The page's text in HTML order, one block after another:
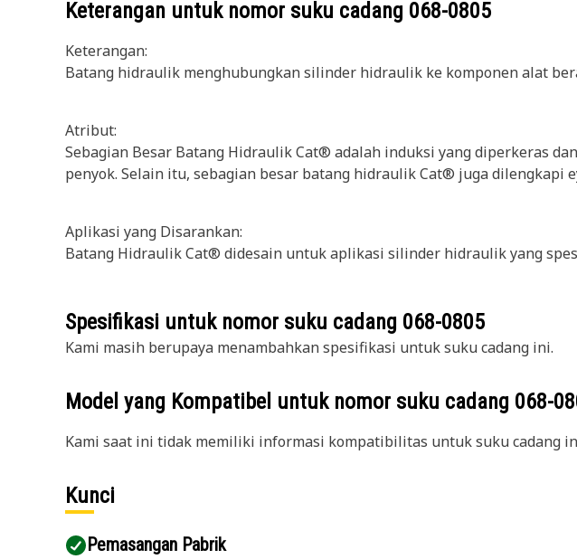
Keterangan untuk nomor suku cadang 068-0805
Keterangan:
Batang hidraulik menghubungkan silinder hidraulik ke komponen alat
Atribut:
Sebagian Besar Batang Hidraulik Cat® adalah induksi yang diperkeras
penyok. Selain itu, sebagian besar batang hidraulik Cat® juga
Aplikasi yang Disarankan:
Batang Hidraulik Cat® didesain untuk aplikasi silinder hidraulik yang
Spesifikasi untuk nomor suku cadang 068-0805
Kami masih berupaya menambahkan spesifikasi untuk suku cadang ini.
Model yang Kompatibel untuk nomor suku cadang 068-
Kami saat ini tidak memiliki informasi kompatibilitas untuk suku cadang
Kunci
Pemasangan Pabrik